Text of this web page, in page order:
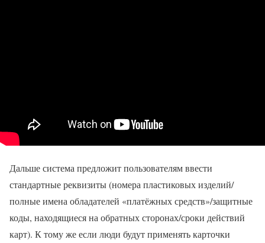
Дальше система предложит пользователям ввести
стандартные реквизиты (номера пластиковых изделий/
полные имена обладателей «платёжных средств»/защитные
коды, находящиеся на обратных сторонах/сроки действий
карт). К тому же если люди будут применять карточки